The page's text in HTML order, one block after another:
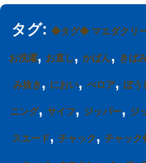
タグ: ◆タグ◆ マエダクリ
お洗濯, お直し, かばん, きば
み抜き, におい, べロア, ぼう
ニング, サイフ, ジッパー, ジ
スエード, チャック, チャック